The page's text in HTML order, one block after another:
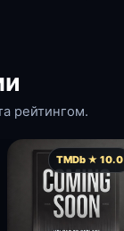
рейтингом.
TMDb ★ 10.0